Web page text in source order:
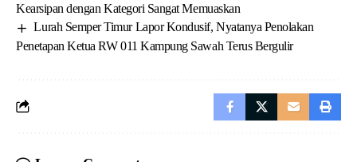
Kearsipan dengan Kategori Sangat Memuaskan
Lurah Semper Timur Lapor Kondusif, Nyatanya Penolakan
Penetapan Ketua RW 011 Kampung Sawah Terus Bergulir